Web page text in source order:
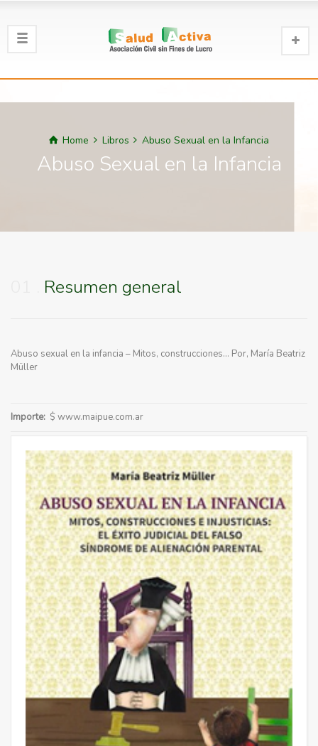
Home Libros Abuso Sexual en la Infancia
Abuso Sexual en la Infancia
Resumen general
Abuso sexual en la infancia – Mitos, construcciones... Por, María Beatriz
Müller
Importe: $ www.maipue.com.ar
Compartir: